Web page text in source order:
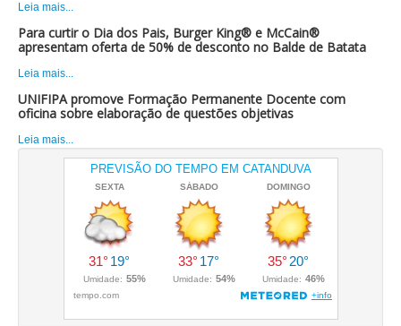
Leia mais...
Para curtir o Dia dos Pais, Burger King® e McCain®
apresentam oferta de 50% de desconto no Balde de Batata
Leia mais...
UNIFIPA promove Formação Permanente Docente com
oficina sobre elaboração de questões objetivas
Leia mais...